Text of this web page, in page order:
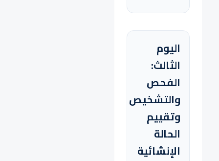
اليوم
الثالث:
الفحص
والتشخيص
وتقييم
الحالة
الإنشائية